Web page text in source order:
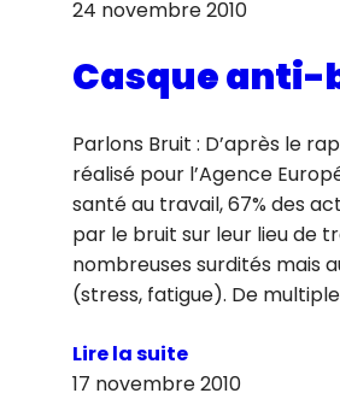
24 novembre 2010
Casque
Parlons Bruit : D’après le
réalisé pour l’Agence
santé au travail, 67% des
par le bruit sur leur lieu de
nombreuses surdités mais
(stress, fatigue). De
Lire la suite
17 novembre 2010